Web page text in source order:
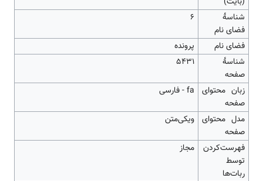
شناسهٔ
فضای نام
6
فضای نام
پرونده
شناسهٔ
صفحه
5431
زبان محتوای
صفحه
fa - فارسی
مدل محتوای
صفحه
ویکی‌متن
‌فهرست‌کردن
توسط
ربات‌ها
مجاز